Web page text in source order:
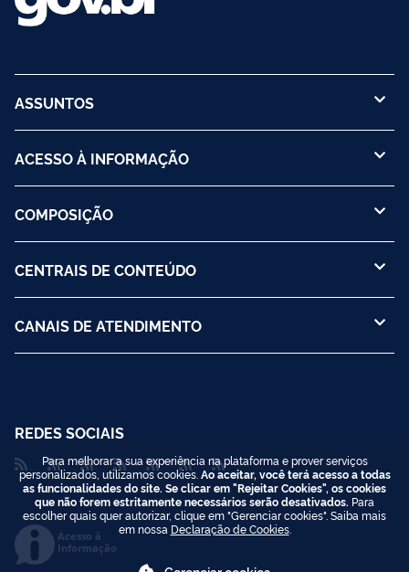
ASSUNTOS
ACESSO À INFORMAÇÃO
COMPOSIÇÃO
CENTRAIS DE CONTEÚDO
CANAIS DE ATENDIMENTO
REDES SOCIAIS
Acesso à
Informação
Para melhorar a sua experiência na plataforma e prover serviços
personalizados, utilizamos cookies. Ao aceitar, você terá acesso a todas
as funcionalidades do site. Se clicar em "Rejeitar Cookies", os cookies
que não forem estritamente necessários serão desativados. Para
escolher quais quer autorizar, clique em "Gerenciar cookies". Saiba mais
em nossa Declaração de Cookies.